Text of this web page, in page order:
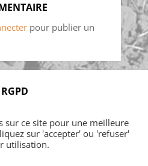
pour publier un
Petites annonces
Compte
sur ce site pour une meilleure
sur 'accepter' ou 'refuser'
utilisation.